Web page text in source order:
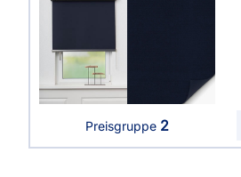
Preisgruppe 2